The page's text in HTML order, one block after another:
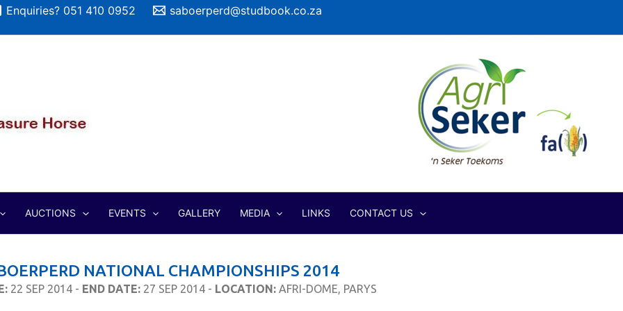
Enquiries? 051 410 0952 saboerperd@studbook.co.za
AUCTIONS EVENTS GALLERY MEDIA LINKS CONTACT US
NATIONAL CHAMPIONSHIPS 2014
22 SEP 2014 - END DATE:27 SEP 2014 - LOCATION:AFRI-DOME, PARYS